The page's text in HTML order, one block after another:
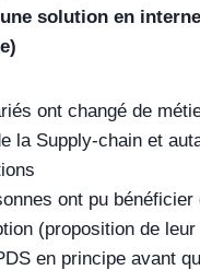
solution en
ont changé de
la Supply-chain et
ont pu bénéficier
(proposition de
en principe avant